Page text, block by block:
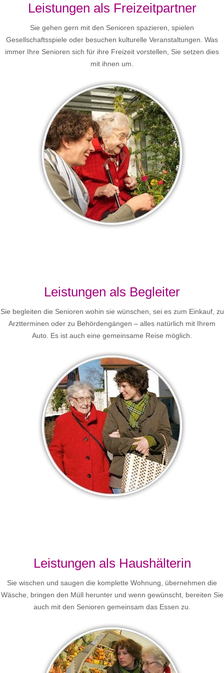
Leistungen als Freizeitpartner
Sie gehen gern mit den Senioren spazieren, spielen
Gesellschaftsspiele oder besuchen kulturelle Veranstaltungen. Was
immer Ihre Senioren sich für ihre Freizeit vorstellen, Sie setzen dies
mit ihnen um.
Leistungen als Begleiter
Sie begleiten die Senioren wohin sie wünschen, sei es zum Einkauf, zu
Arztterminen oder zu Behördengängen – alles natürlich mit Ihrem
Auto. Es ist auch eine gemeinsame Reise möglich.
Leistungen als Haushälterin
Sie wischen und saugen die komplette Wohnung, übernehmen die
Wäsche, bringen den Müll herunter und wenn gewünscht, bereiten Sie
auch mit den Senioren gemeinsam das Essen zu.